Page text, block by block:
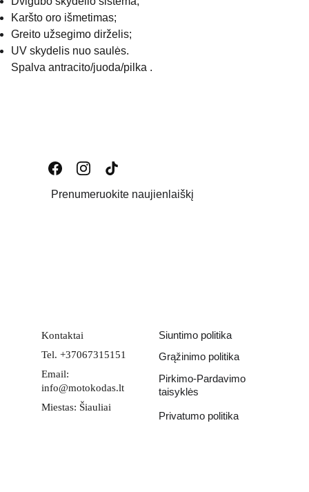
Karšto oro išmetimas;
Greito užsegimo dirželis;
UV skydelis nuo saulės.
Spalva antracito/juoda/pilka .
Prenumeruokite naujienlaiškį
Kontaktai
Tel. +37067315151
Email:
info@motokodas.lt
Miestas: Šiauliai
Siuntimo politika
Grąžinimo politika
Pirkimo-Pardavimo
taisyklės
Privatumo politika